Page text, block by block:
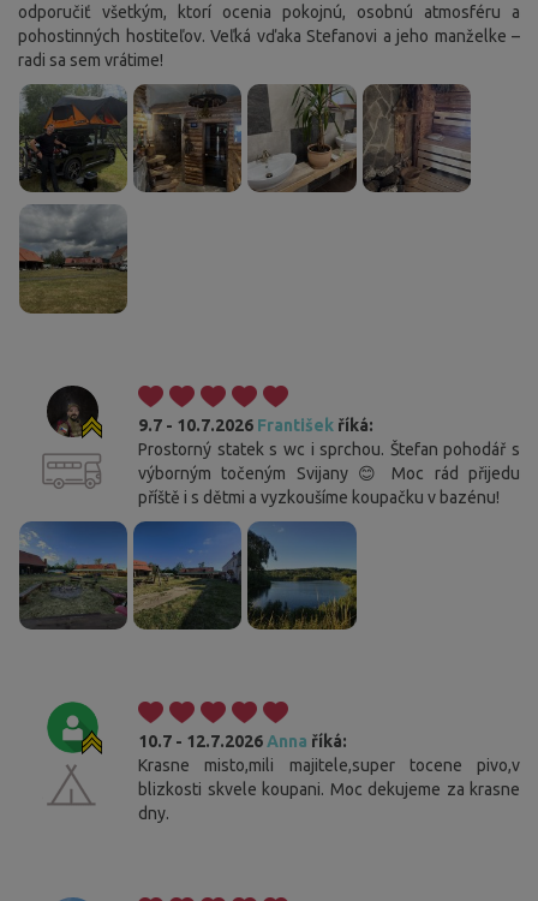
odporučiť všetkým, ktorí ocenia pokojnú, osobnú atmosféru a
pohostinných hostiteľov. Veľká vďaka Stefanovi a jeho manželke –
radi sa sem vrátime!
9.7 - 10.7.2026 František říká:
Prostorný statek s wc i sprchou. Štefan pohodář s
výborným točeným Svijany 😊 Moc rád přijedu
příště i s dětmi a vyzkoušíme koupačku v bazénu!
10.7 - 12.7.2026 Anna říká:
Krasne misto,mili majitele,super tocene pivo,v
blizkosti skvele koupani. Moc dekujeme za krasne
dny.